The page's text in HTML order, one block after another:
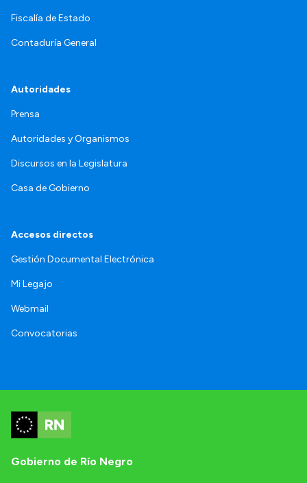
Fiscalía de Estado
Contaduría General
Autoridades
Prensa
Autoridades y Organismos
Discursos en la Legislatura
Casa de Gobierno
Accesos directos
Gestión Documental Electrónica
Mi Legajo
Webmail
Convocatorias
Gobierno de Río Negro